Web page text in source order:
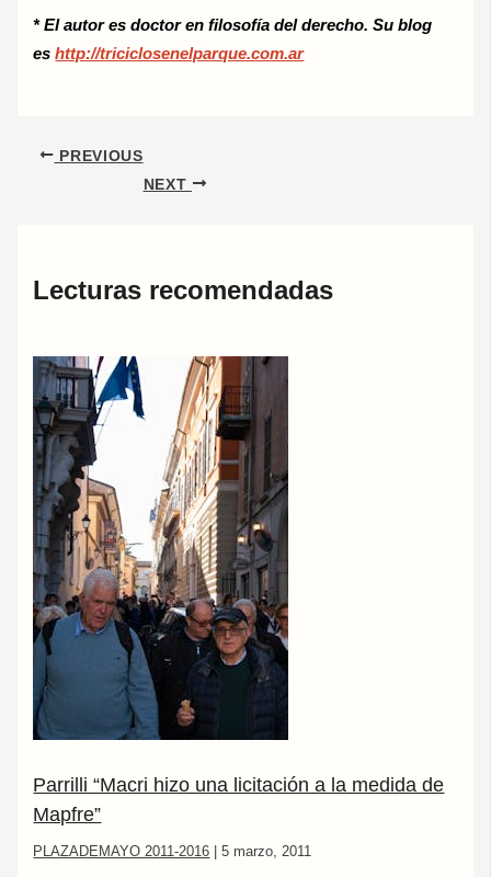
* El autor es doctor en filosofía del derecho. Su blog
eshttp://triciclosenelparque.com.ar
PREVIOUS
NEXT
Lecturas recomendadas
Parrilli “Macri hizo una licitación a la medida de
Mapfre”
PLAZADEMAYO 2011-2016 |5 marzo, 2011